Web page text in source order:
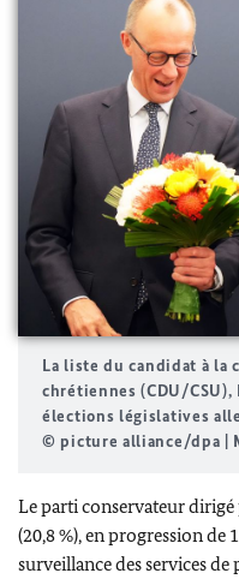
La liste du candidat à la
chrétiennes (CDU/CSU),
élections législatives
© picture alliance/dpa |
Le parti conservateur dirigé
(20,8 %), en progression de
surveillance des services